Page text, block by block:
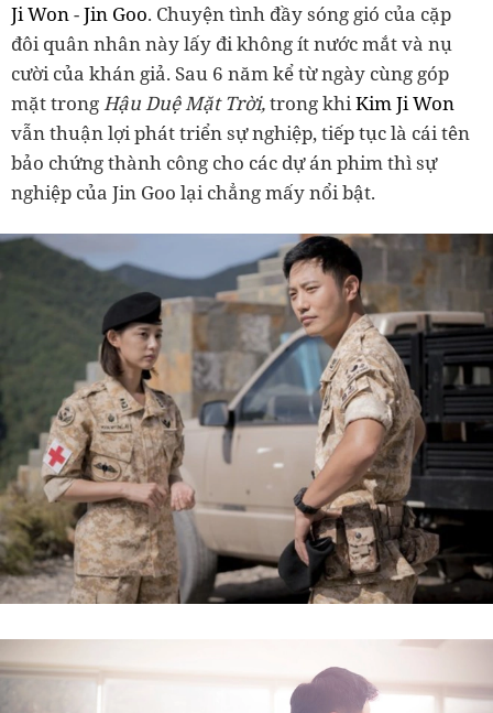
Ji Won-Jin Goo. Chuyện tình đầy sóng gió của cặp
đôi quân nhân này lấy đi không ít nước mắt và nụ
cười của khán giả. Sau 6 năm kể từ ngày cùng góp
mặt trongHậu Duệ Mặt Trời,trong khiKim Ji Won
vẫn thuận lợi phát triển sự nghiệp, tiếp tục là cái tên
bảo chứng thành công cho các dự án phim thì sự
nghiệp của Jin Goo lại chẳng mấy nổi bật.